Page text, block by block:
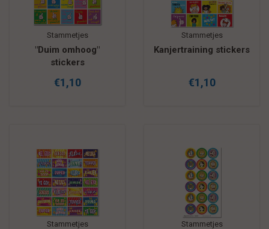
Stammetjes
"Duim omhoog"
stickers
€1,10
Stammetjes
Kanjertraining stickers
€1,10
Stammetjes Stammetjes